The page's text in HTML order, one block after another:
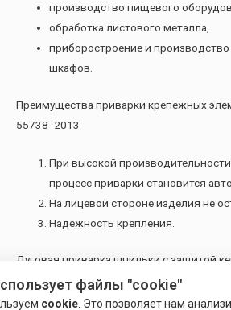
производство пищевого
обработка листового металла,
приборостроение и производство
шкафов.
Преимущества приварки крепежных
55738- 2013
При высокой
процесс приварки становится
На лицевой стороне изделия не
Надежность крепления.
Дуговая приварка шпильки с защитой
или защитным газом и с возбуждением
цепи.
файлы "cookie"
cookie . Это позволяет нам